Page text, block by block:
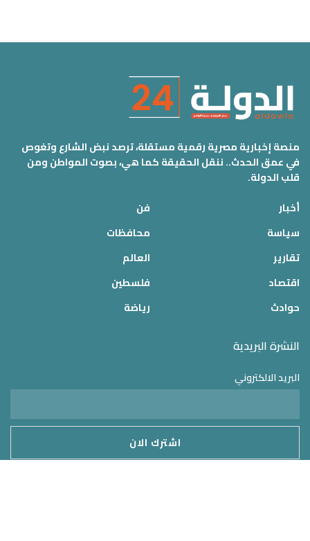
منصة إخبارية مصرية رقمية مستقلة، ترصد نبض الشارع وتغوص
في عمق الحدث.. ننقل الحقيقة كما هي، بصوت المواطن ومن
قلب الدولة.
أخبار
سياسة
تقارير
اقتصاد
حوادث
فن
محافظات
العالم
فلسطين
رياضة
النشرة البريدية
البريد الالكتروني